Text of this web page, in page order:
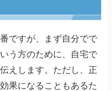
ですが、まず自分でで
う方のために、自宅で
えします。ただし、正
果になることもあるた